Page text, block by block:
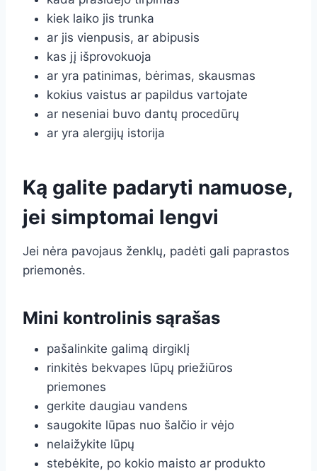
kiek laiko jis trunka
ar jis vienpusis, ar abipusis
kas jį išprovokuoja
ar yra patinimas, bėrimas, skausmas
kokius vaistus ar papildus vartojate
ar neseniai buvo dantų procedūrų
ar yra alergijų istorija
Ką galite padaryti namuose,
jei simptomai lengvi
Jei nėra pavojaus ženklų, padėti gali paprastos
priemonės.
Mini kontrolinis sąrašas
pašalinkite galimą dirgiklį
rinkitės bekvapes lūpų priežiūros
priemones
gerkite daugiau vandens
saugokite lūpas nuo šalčio ir vėjo
nelaižykite lūpų
stebėkite, po kokio maisto ar produkto